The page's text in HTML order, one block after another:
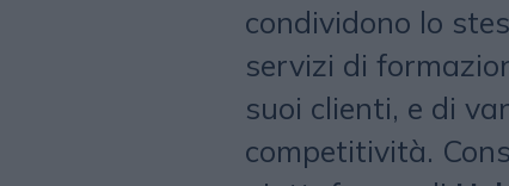
condividono lo
servizi di
suoi clienti, e di
competitività.